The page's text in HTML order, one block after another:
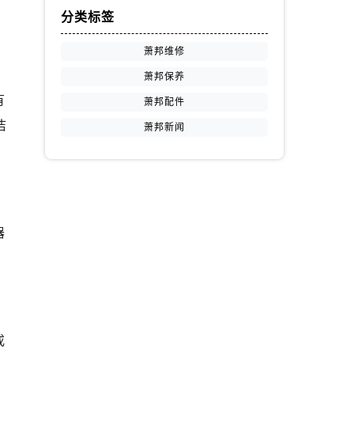
分类标签
萧邦维修
萧邦保养
萧邦配件
萧邦新闻